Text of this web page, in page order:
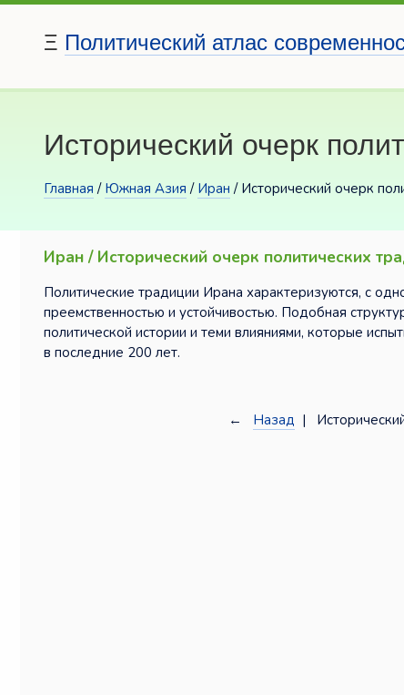
Ξ Политический атлас
Исторический очерк
Главная / Южная Азия / Иран / Исторический очерк
Иран / Исторический очерк политических
Политические традиции Ирана характеризуются, с
преемственностью и устойчивостью. Подобная
политической истории и теми влияниями, которые
в последние 200 лет.
← Назад |